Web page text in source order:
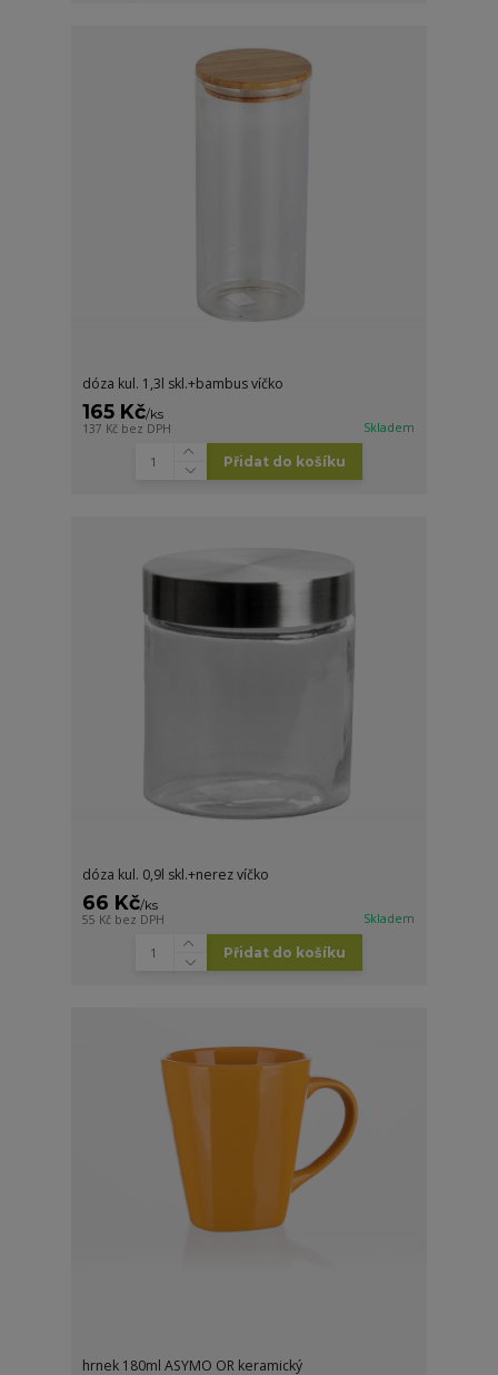
dóza kul. 1,3l skl.+bambus víčko
165 Kč/ks
137 Kč bez DPH Skladem
Přidat do košíku
dóza kul. 0,9l skl.+nerez víčko
66 Kč/ks
55 Kč bez DPH Skladem
Přidat do košíku
hrnek 180ml ASYMO OR keramický